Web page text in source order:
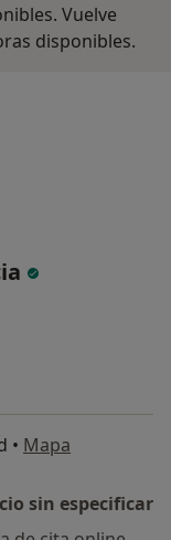
Vuelve
disponibles.
• Mapa
sin especificar